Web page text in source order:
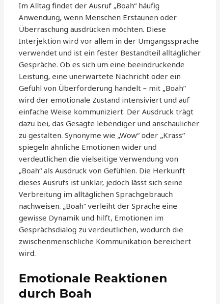
Im Alltag findet der Ausruf „Boah“ häufig
Anwendung, wenn Menschen Erstaunen oder
Überraschung ausdrücken möchten. Diese
Interjektion wird vor allem in der Umgangssprache
verwendet und ist ein fester Bestandteil alltäglicher
Gespräche. Ob es sich um eine beeindruckende
Leistung, eine unerwartete Nachricht oder ein
Gefühl von Überforderung handelt – mit „Boah“
wird der emotionale Zustand intensiviert und auf
einfache Weise kommuniziert. Der Ausdruck trägt
dazu bei, das Gesagte lebendiger und anschaulicher
zu gestalten. Synonyme wie „Wow“ oder „Krass“
spiegeln ähnliche Emotionen wider und
verdeutlichen die vielseitige Verwendung von
„Boah“ als Ausdruck von Gefühlen. Die Herkunft
dieses Ausrufs ist unklar, jedoch lässt sich seine
Verbreitung im alltäglichen Sprachgebrauch
nachweisen. „Boah“ verleiht der Sprache eine
gewisse Dynamik und hilft, Emotionen im
Gesprächsdialog zu verdeutlichen, wodurch die
zwischenmenschliche Kommunikation bereichert
wird.
Emotionale Reaktionen
durch Boah